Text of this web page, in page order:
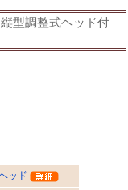
型調整式ヘッド付
ッド